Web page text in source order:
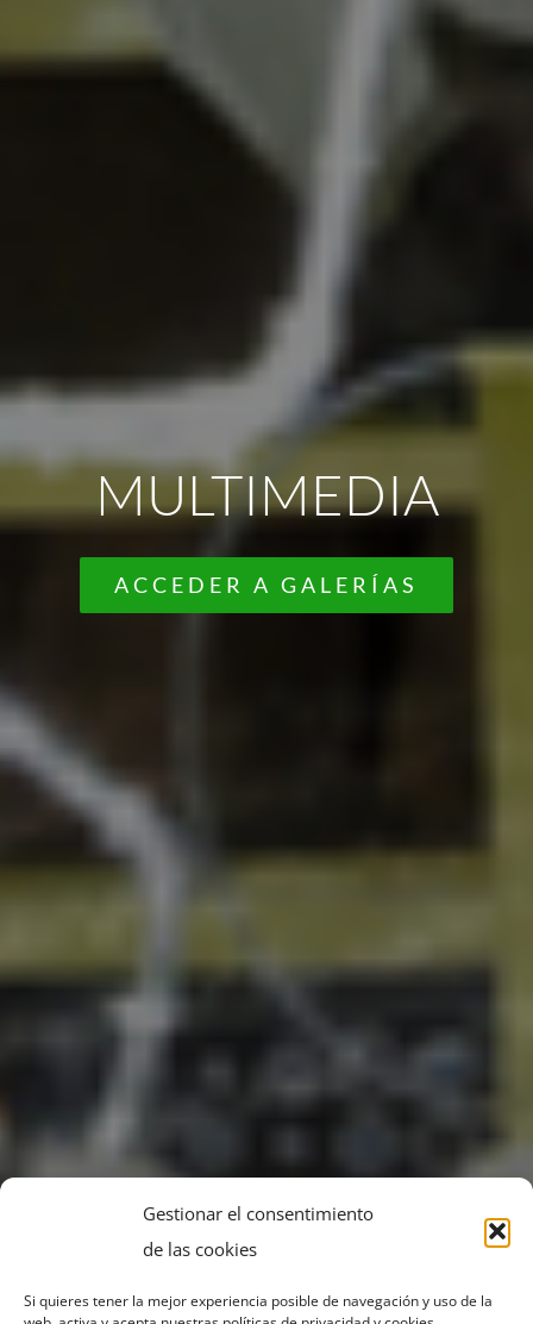
Gestionar el consentimiento
de las cookies
Si quieres tener la mejor experiencia posible de navegación y uso de la
MULTIMEDIA
ACCEDER A GALERÍAS